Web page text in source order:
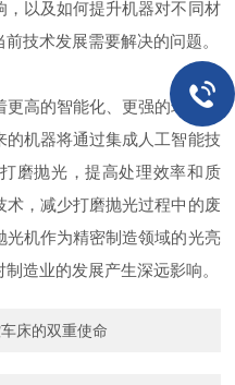
以及如何提升机器对不同材
技术发展需要解决的问题。
高的智能化、更强的环保性
机器将通过集成人工智能技
磨抛光，提高处理效率和质
，减少打磨抛光过程中的废
机作为精密制造领域的光亮
造业的发展产生深远影响。
床的双重使命